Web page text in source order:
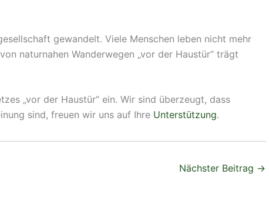
gewandelt. Viele Menschen leben nicht mehr
naturnahen Wanderwegen „vor der Haustür“ trägt
„vor der Haustür“ ein. Wir sind überzeugt, dass
sind, freuen wir uns auf Ihre Unterstützung.
Nächster Beitrag →